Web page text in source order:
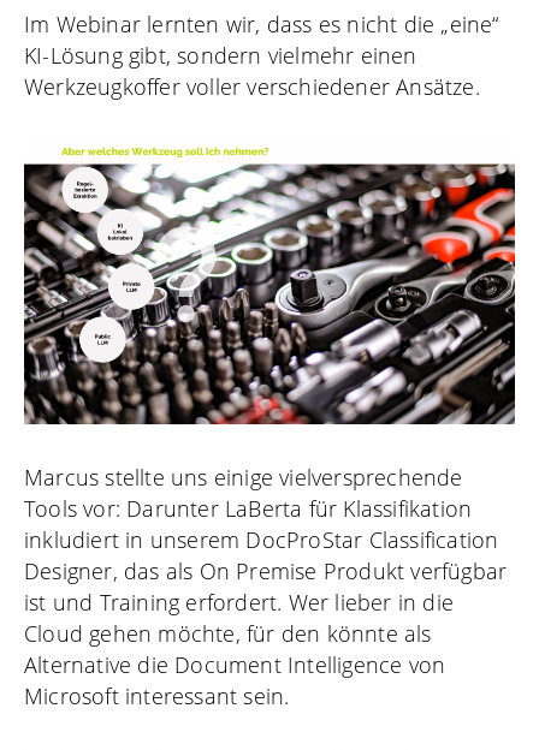
Im Webinar lernten wir, dass es nicht die „eine“
KI-Lösung gibt, sondern vielmehr einen
Werkzeugkoffer voller verschiedener Ansätze.
Marcus stellte uns einige vielversprechende
Tools vor: Darunter LaBerta für Klassifikation
inkludiert in unserem DocProStar Classification
Designer, das als On Premise Produkt verfügbar
ist und Training erfordert. Wer lieber in die
Cloud gehen möchte, für den könnte als
Alternative die Document Intelligence von
Microsoft interessant sein.